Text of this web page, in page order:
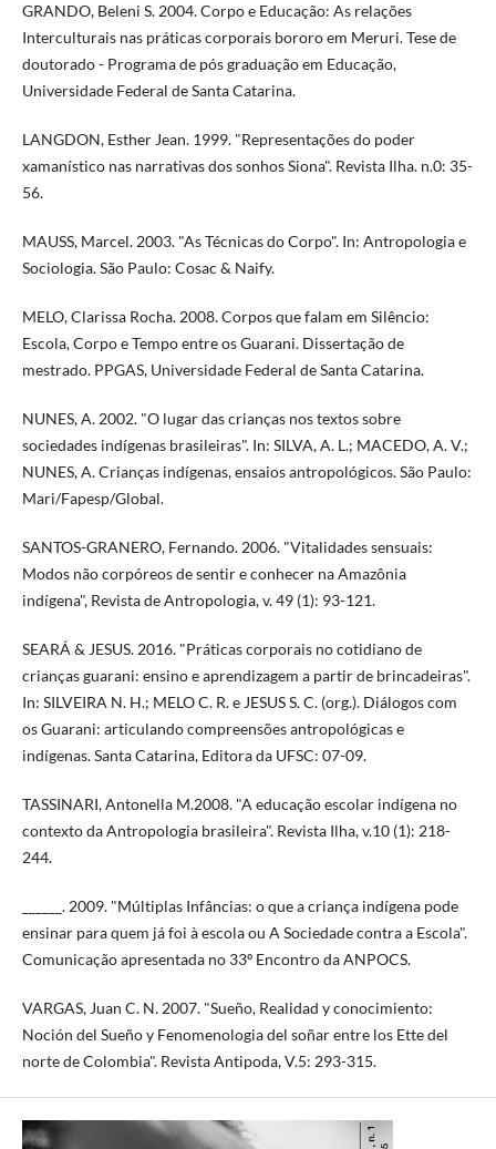
GRANDO, Beleni S. 2004. Corpo e Educação: As relações
Interculturais nas práticas corporais bororo em Meruri. Tese de
doutorado - Programa de pós graduação em Educação,
Universidade Federal de Santa Catarina.
LANGDON, Esther Jean. 1999. "Representações do poder
xamanístico nas narrativas dos sonhos Siona". Revista Ilha. n.0: 35-
56.
MAUSS, Marcel. 2003. "As Técnicas do Corpo". In: Antropologia e
Sociologia. São Paulo: Cosac & Naify.
MELO, Clarissa Rocha. 2008. Corpos que falam em Silêncio:
Escola, Corpo e Tempo entre os Guarani. Dissertação de
mestrado. PPGAS, Universidade Federal de Santa Catarina.
NUNES, A. 2002. "O lugar das crianças nos textos sobre
sociedades indígenas brasileiras". In: SILVA, A. L.; MACEDO, A. V.;
NUNES, A. Crianças indígenas, ensaios antropológicos. São Paulo:
Mari/Fapesp/Global.
SANTOS-GRANERO, Fernando. 2006. "Vitalidades sensuais:
Modos não corpóreos de sentir e conhecer na Amazônia
indígena", Revista de Antropologia, v. 49 (1): 93-121.
SEARÁ & JESUS. 2016. "Práticas corporais no cotidiano de
crianças guarani: ensino e aprendizagem a partir de brincadeiras".
In: SILVEIRA N. H.; MELO C. R. e JESUS S. C. (org.). Diálogos com
os Guarani: articulando compreensões antropológicas e
indígenas. Santa Catarina, Editora da UFSC: 07-09.
TASSINARI, Antonella M.2008. "A educação escolar indígena no
contexto da Antropologia brasileira". Revista Ilha, v.10 (1): 218-
244.
______. 2009. "Múltiplas Infâncias: o que a criança indígena pode
ensinar para quem já foi à escola ou A Sociedade contra a Escola".
Comunicação apresentada no 33º Encontro da ANPOCS.
VARGAS, Juan C. N. 2007. "Sueño, Realidad y conocimiento:
Noción del Sueño y Fenomenologia del soñar entre los Ette del
norte de Colombia". Revista Antipoda, V.5: 293-315.